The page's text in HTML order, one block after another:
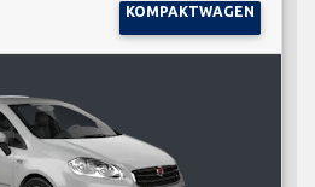
KOMPAKTWAGEN